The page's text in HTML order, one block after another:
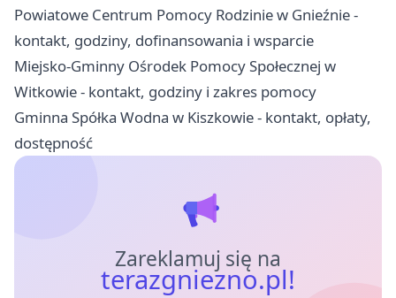
Powiatowe Centrum Pomocy Rodzinie w Gnieźnie -
kontakt, godziny, dofinansowania i wsparcie
Miejsko-Gminny Ośrodek Pomocy Społecznej w
Witkowie - kontakt, godziny i zakres pomocy
Gminna Spółka Wodna w Kiszkowie - kontakt, opłaty,
dostępność
Zareklamuj się na
terazgniezno.pl!